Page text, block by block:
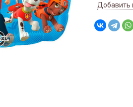
Добавить